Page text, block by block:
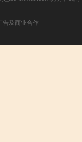
告及商业合作